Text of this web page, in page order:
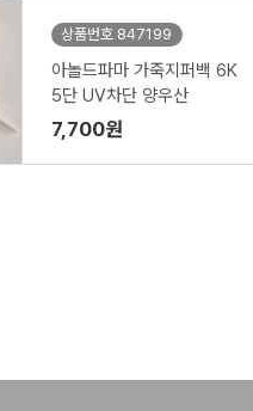
상품번호 847199
아놀드파마 가죽지퍼백 6K
5단 UV차단 양우산
7,700원